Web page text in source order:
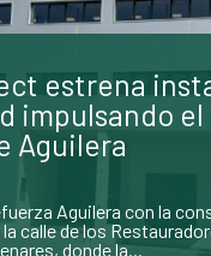
estrena
impulsando
Aguilera
Aguilera con la
calle de los
donde la...